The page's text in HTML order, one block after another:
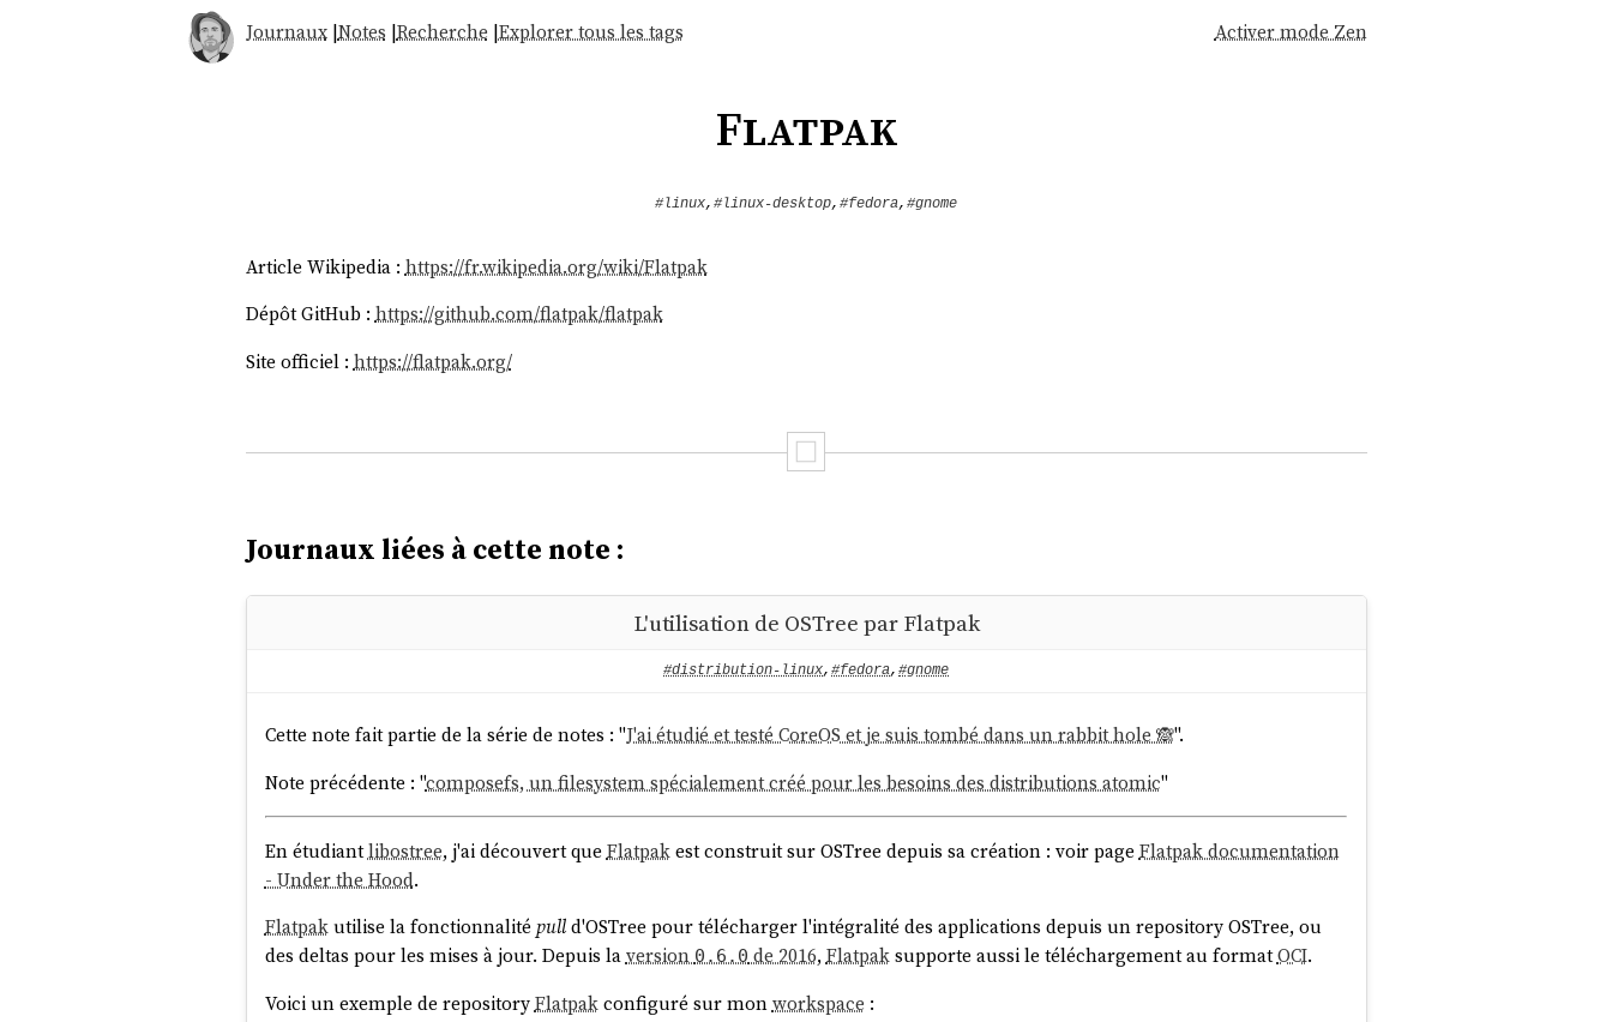
Journaux|Notes |Recherche |Explorer tous les tags Activer mode Zen
Flatpak
#linux, #linux-desktop, #fedora, #gnome
Article Wikipedia : https://fr.wikipedia.org/wiki/Flatpak
Dépôt GitHub :https://github.com/flatpak/flatpak
Site officiel : https://flatpak.org/
Journaux liées à cette note :
L'utilisation de OSTree par Flatpak
#distribution-linux, #fedora, #gnome
Cette note fait partie de la série de notes : "J'ai étudié et testé CoreOS et je suis tombé dans un rabbit hole 🙈".
Note précédente : "composefs, un filesystem spécialement créé pour les besoins des distributions atomic"
En étudiantlibostree, j'ai découvert que Flatpakest construit sur OSTree depuis sa création : voir page Flatpak documentation
- Under the Hood.
Flatpakutilise la fonctionnalité pulld'OSTree pour télécharger l'intégralité des applications depuis un repository OSTree, ou
des deltas pour les mises à jour. Depuis laversion 0.6.0 de 2016, Flatpaksupporte aussi le téléchargement au formatOCI.
Voici un exemple de repositoryFlatpakconfiguré sur monworkspace :